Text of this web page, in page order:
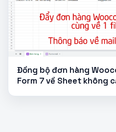
Đồng bộ đơn hàng
Form 7 về Sheet không